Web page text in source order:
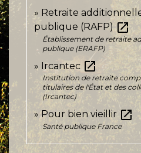
Retraite
publique (RAFP) open_in_new
Établissement de retraite
publique (ERAFP)
Ircantec open_in_new
Institution de retraite
titulaires de l'État et des
(Ircantec)
Pour bien vieillir open_in_new
Santé publique France